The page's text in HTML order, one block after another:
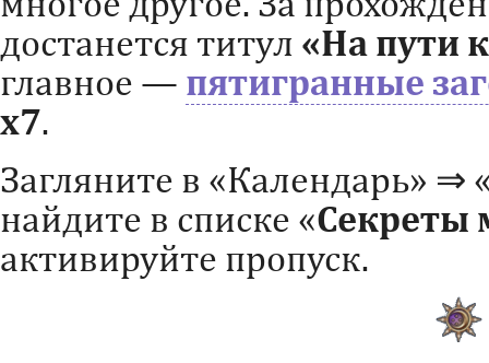
достанется титул «На пути
главное — пятигранные
х7.
Загляните в «Календарь» ⇒
найдите в списке «Секреты
активируйте пропуск.